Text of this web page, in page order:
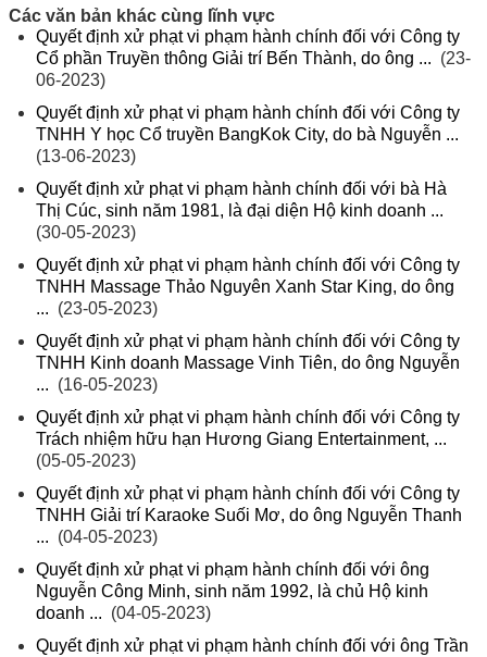
Các văn bản khác cùng lĩnh vực
Quyết định xử phạt vi phạm hành chính đối với Công ty
Cổ phần Truyền thông Giải trí Bến Thành, do ông ... (23-
06-2023)
Quyết định xử phạt vi phạm hành chính đối với Công ty
TNHH Y học Cổ truyền BangKok City, do bà Nguyễn ...
(13-06-2023)
Quyết định xử phạt vi phạm hành chính đối với bà Hà
Thị Cúc, sinh năm 1981, là đại diện Hộ kinh doanh ...
(30-05-2023)
Quyết định xử phạt vi phạm hành chính đối với Công ty
TNHH Massage Thảo Nguyên Xanh Star King, do ông
... (23-05-2023)
Quyết định xử phạt vi phạm hành chính đối với Công ty
TNHH Kinh doanh Massage Vinh Tiên, do ông Nguyễn
... (16-05-2023)
Quyết định xử phạt vi phạm hành chính đối với Công ty
Trách nhiệm hữu hạn Hương Giang Entertainment, ...
(05-05-2023)
Quyết định xử phạt vi phạm hành chính đối với Công ty
TNHH Giải trí Karaoke Suối Mơ, do ông Nguyễn Thanh
... (04-05-2023)
Quyết định xử phạt vi phạm hành chính đối với ông
Nguyễn Công Minh, sinh năm 1992, là chủ Hộ kinh
doanh ... (04-05-2023)
Quyết định xử phạt vi phạm hành chính đối với ông Trần